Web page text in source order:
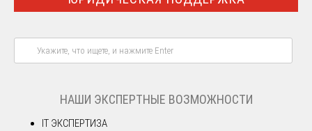
НАШИ ЭКСПЕРТНЫЕ ВОЗМОЖНОСТИ
IT ЭКСПЕРТИЗА